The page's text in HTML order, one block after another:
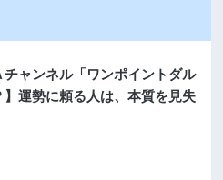
ャンネル「ワンポイントダル
運勢に頼る人は、本質を見失